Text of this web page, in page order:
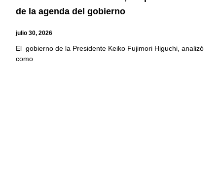
de la agenda del gobierno
julio 30, 2026
El gobierno de la Presidente Keiko Fujimori Higuchi, analizó
como